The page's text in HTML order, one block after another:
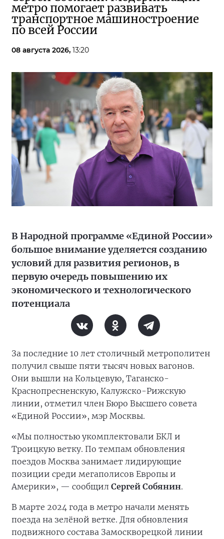
метро помогает развивать
транспортное машиностроение
по всей России
08 августа 2026, 13:20
В Народной программе «Единой России»
большое внимание уделяется созданию
условий для развития регионов, в
первую очередь повышению их
экономического и технологического
потенциала
За последние 10 лет столичный метрополитен
получил свыше пяти тысяч новых вагонов.
Они вышли на Кольцевую, Таганско-
Краснопресненскую, Калужско-Рижскую
линии, отметил член Бюро Высшего совета
«Единой России», мэр Москвы.
«Мы полностью укомплектовали БКЛ и
Троицкую ветку. По темпам обновления
поездов Москва занимает лидирующие
позиции среди мегаполисов Европы и
Америки», — сообщил Сергей Собянин.
В марте 2024 года в метро начали менять
поезда на зелёной ветке. Для обновления
подвижного состава Замоскворецкой линии